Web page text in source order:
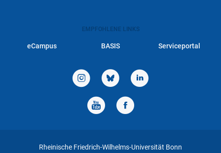
EMPFOHLENE LINKS
eCampus BASIS Serviceportal
Rheinische Friedrich-Wilhelms-Universität Bonn